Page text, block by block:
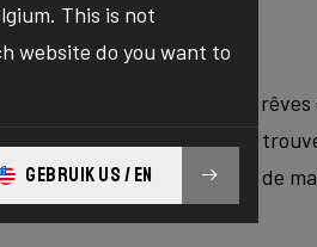
de la balade de vos
la destination unique pour
de vos rêves à portée de
attend!
This is not
website do you want to
GEBRUIK US / EN